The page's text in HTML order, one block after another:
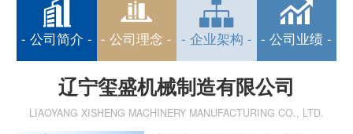
- 公司简介 - - 公司理念 - - 企业架构 - - 公司业绩 -
辽宁玺盛机械制造有限公司
LIAOYANG XISHENG MACHINERY MANUFACTURING CO., LTD.